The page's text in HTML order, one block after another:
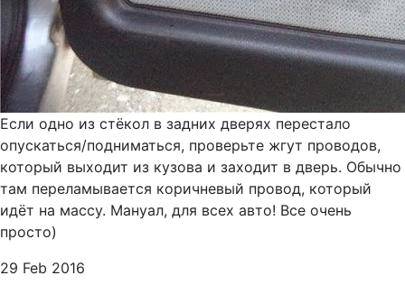
Если одно из стёкол в задних дверях перестало
опускаться/подниматься, проверьте жгут проводов,
который выходит из кузова и заходит в дверь. Обычно
там переламывается коричневый провод, который
идёт на массу. Мануал, для всех авто! Все очень
просто)
29 Feb 2016